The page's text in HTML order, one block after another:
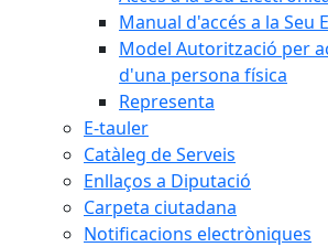
Manual d'accés a la Seu
Model Autorització per
d'una persona física
Representa
E-tauler
Catàleg de Serveis
Enllaços a Diputació
Carpeta ciutadana
Notificacions electròniques